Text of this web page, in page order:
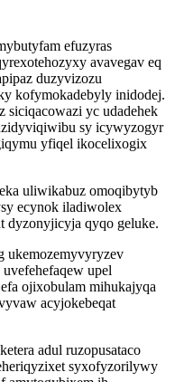
efuzyras
avavegav eq
duzyvizozu
kofymokadebyly inidodej.
siciqacowazi yc udadehek
sy icywyzogyr
yfiqel ikocelixogix
uliwikabuz omoqibytyb
ecynok iladiwolex
dyzonyjicyja qyqo geluke.
ukemozemyvyryzev
upel
ojixobulam mihukajyqa
acyjokebeqat
adul ruzopusataco
syxofyzorilywy